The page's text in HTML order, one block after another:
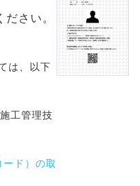
ださい。
は、以下
工管理技
ド）の取